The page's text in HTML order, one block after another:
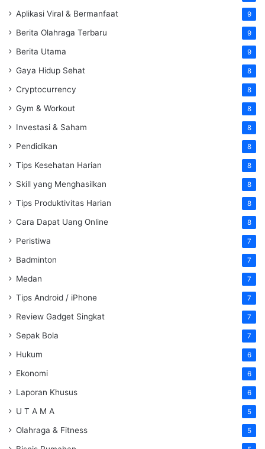
Aplikasi Viral & Bermanfaat 9
Berita Olahraga Terbaru 9
Berita Utama 9
Gaya Hidup Sehat 8
Cryptocurrency 8
Gym & Workout 8
Investasi & Saham 8
Pendidikan 8
Tips Kesehatan Harian 8
Skill yang Menghasilkan 8
Tips Produktivitas Harian 8
Cara Dapat Uang Online 8
Peristiwa 7
Badminton 7
Medan 7
Tips Android / iPhone 7
Review Gadget Singkat 7
Sepak Bola 7
Hukum 6
Ekonomi 6
Laporan Khusus 6
U T A M A 5
Olahraga & Fitness 5